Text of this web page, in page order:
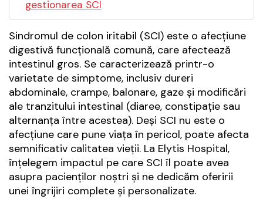
gestionarea SCI
Sindromul de colon iritabil (SCI) este o afecțiune
digestivă funcțională comună, care afectează
intestinul gros. Se caracterizează printr-o
varietate de simptome, inclusiv dureri
abdominale, crampe, balonare, gaze și modificări
ale tranzitului intestinal (diaree, constipație sau
alternanța între acestea). Deși SCI nu este o
afecțiune care pune viața în pericol, poate afecta
semnificativ calitatea vieții. La Elytis Hospital,
înțelegem impactul pe care SCI îl poate avea
asupra pacienților noștri și ne dedicăm oferirii
unei îngrijiri complete și personalizate.